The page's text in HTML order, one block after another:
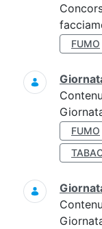
FUMO
FUMO